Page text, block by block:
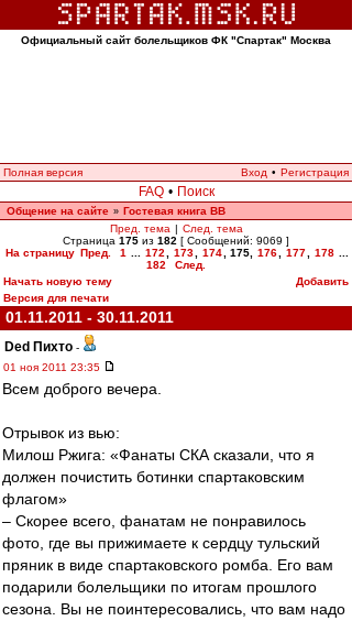
Официальный сайт болельщиков ФК "Спартак" Москва
Полная версия Вход • Регистрация
FAQ • Поиск
Общение на сайте » Гостевая книга ВВ
Пред. тема | След. тема
Страница 175 из 182 [ Сообщений: 9069 ]
На страницу Пред. 1 172 173 174 175, 176 177 178
182
След.
Начать новую тему
Добавить
Версия для печати
01.11.2011 - 30.11.2011
Ded Пихто -
01 ноя 2011 23:35
Всем доброго вечера.
Отрывок из вью:
Милош Ржига: «Фанаты СКА сказали, что я
должен почистить ботинки спартаковским
флагом»
– Скорее всего, фанатам не понравилось
фото, где вы прижимаете к сердцу тульский
пряник в виде спартаковского ромба. Его вам
подарили болельщики по итогам прошлого
сезона. Вы не поинтересовались, что вам надо